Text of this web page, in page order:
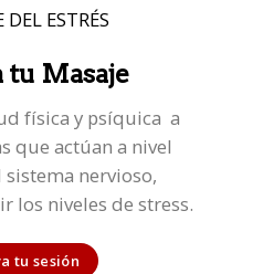
DEL ESTRÉS
tu Masaje
física y psíquica a
que actúan a nivel
nervioso,
los niveles de stress.
tu sesión